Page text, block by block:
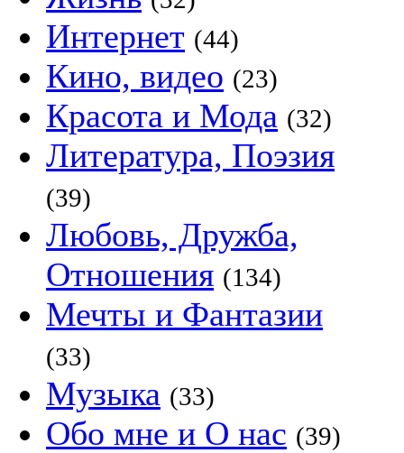
Интернет (44)
Кино, видео (23)
Красота и Мода (32)
Литература, Поэзия
(39)
Любовь, Дружба,
Отношения (134)
Мечты и Фантазии
(33)
Музыка (33)
Обо мне и О нас (39)